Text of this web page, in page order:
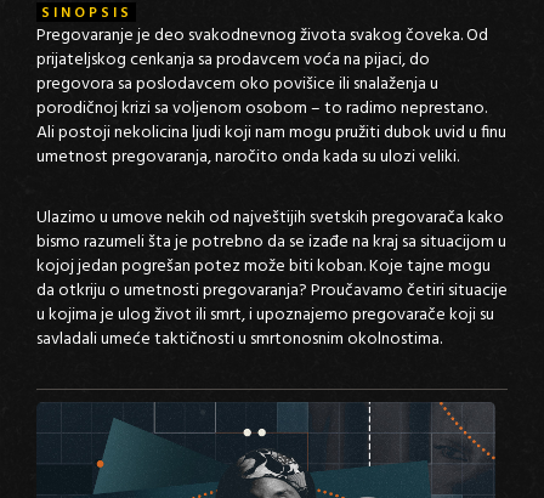
SINOPSIS
Pregovaranje je deo svakodnevnog života svakog čoveka. Od
prijateljskog cenkanja sa prodavcem voća na pijaci, do
pregovora sa poslodavcem oko povišice ili snalaženja u
porodičnoj krizi sa voljenom osobom – to radimo neprestano.
Ali postoji nekolicina ljudi koji nam mogu pružiti dubok uvid u finu
umetnost pregovaranja, naročito onda kada su ulozi veliki.
Ulazimo u umove nekih od najveštijih svetskih pregovarača kako
bismo razumeli šta je potrebno da se izađe na kraj sa situacijom u
kojoj jedan pogrešan potez može biti koban. Koje tajne mogu
da otkriju o umetnosti pregovaranja? Proučavamo četiri situacije
u kojima je ulog život ili smrt, i upoznajemo pregovarače koji su
savladali umeće taktičnosti u smrtonosnim okolnostima.